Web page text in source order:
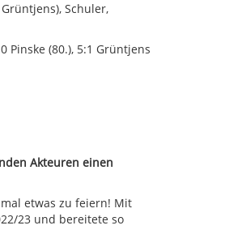
Schuler,
Pinske (80.), 5:1 Grüntjens
Akteuren einen
etwas zu feiern! Mit
23 und bereitete so